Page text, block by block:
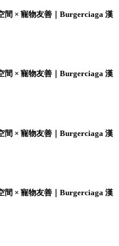
間 × 寵物友善｜Burgerciaga 漢
間 × 寵物友善｜Burgerciaga 漢
間 × 寵物友善｜Burgerciaga 漢
間 × 寵物友善｜Burgerciaga 漢